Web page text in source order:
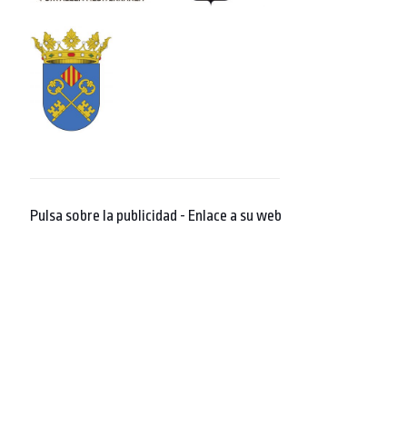
Pulsa sobre la publicidad - Enlace a su web